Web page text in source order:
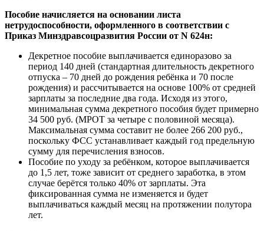
Пособие начисляется на основании листа
нетрудоспособности, оформленного в соответствии с
Приказ Минздравсоцразвития России от N 624н:
Декретное пособие выплачивается единоразово за
период 140 дней (стандартная длительность декретного
отпуска – 70 дней до рождения ребёнка и 70 после
рождения) и рассчитывается на основе 100% от средней
зарплаты за последние два года. Исходя из этого,
минимальная сумма декретного пособия будет примерно
34 500 руб. (МРОТ за четыре с половиной месяца).
Максимальная сумма составит не более 266 200 руб.,
поскольку ФСС устанавливает каждый год предельную
сумму для перечисления взносов.
Пособие по уходу за ребёнком, которое выплачивается
до 1,5 лет, тоже зависит от среднего заработка, в этом
случае берётся только 40% от зарплаты. Эта
фиксированная сумма не изменяется и будет
выплачиваться каждый месяц на протяжении полутора
лет.